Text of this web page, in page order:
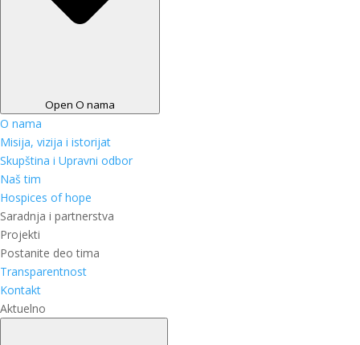
Open O nama
O nama
Misija, vizija i istorijat
Skupština i Upravni odbor
Naš tim
Hospices of hope
Saradnja i partnerstva
Projekti
Postanite deo tima
Transparentnost
Kontakt
Aktuelno